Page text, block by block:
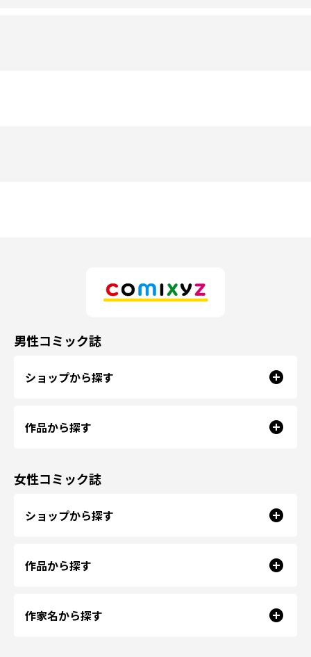
男性コミック誌
ショップから探す
作品から探す
女性コミック誌
ショップから探す
作品から探す
作家名から探す